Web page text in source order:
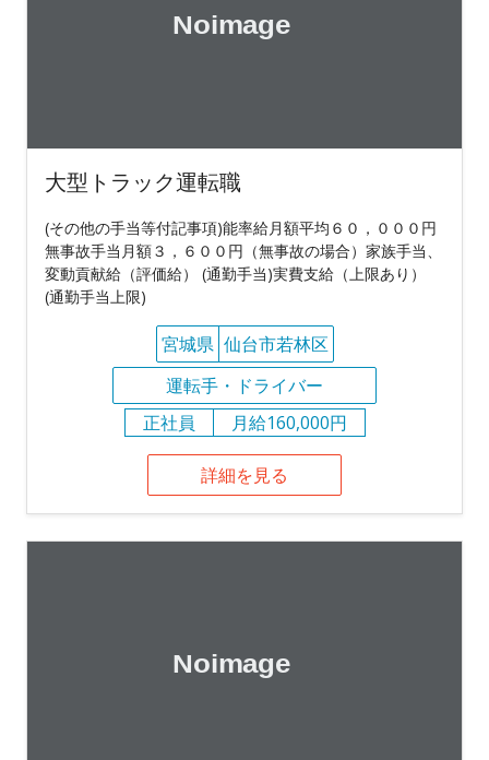
大型トラック運転職
(その他の手当等付記事項)能率給月額平均６０，０００円
無事故手当月額３，６００円（無事故の場合）家族手当、
変動貢献給（評価給） (通勤手当)実費支給（上限あり）
(通勤手当上限)
宮城県 仙台市若林区
運転手・ドライバー
正社員
月給160,000円
詳細を見る